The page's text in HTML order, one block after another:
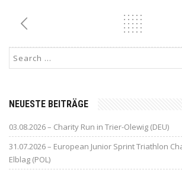
NEUESTE BEITRÄGE
03.08.2026 – Charity Run in Trier-Olewig (DEU)
31.07.2026 – European Junior Sprint Triathlon
Elblag (POL)